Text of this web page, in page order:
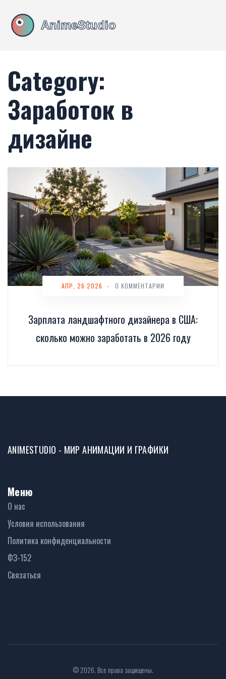
Category:
Заработок в
дизайне
Зарплата ландшафтного дизайнера в США:
сколько можно заработать в 2026 году
АПР, 26 2026 - 0 КОММЕНТАРИИ
ANIMESTUDIO - МИР АНИМАЦИИ И ГРАФИКИ
Меню
О нас
Условия использования
Политика конфиденциальности
ФЗ-152
Связаться
© 2026. Все права защищены.